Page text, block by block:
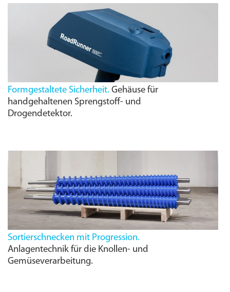
Formgestaltete Sicherheit. Gehäuse für
handgehaltenen Sprengstoff- und
Drogendetektor.
Sortierschnecken mit Progression.
Anlagentechnik für die Knollen- und
Gemüseverarbeitung.